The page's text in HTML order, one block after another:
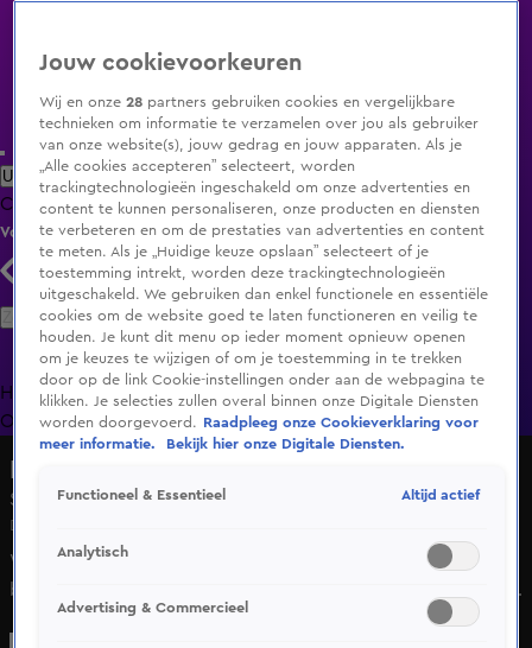
Uitzending Gemist Populaire programma's Zenders Genres
ClipsFilmsRadioSmart TV inlogShop
Volg KIJK
Zoeken
HomeUitzending Gemist Programma's De Bondgenoten
OranjezomerLivestreamsShop
Seizoen 1, aflevering 17
Di 14 apr, 05:00
Wat wilde Maradona van Hélène? In HNM De Podcast
bespreken de dames PSV als kersverse landskampioen en
delen ze wat hen opviel. Ook komt een viraal aanzoek
Jouw cookievoorkeuren
Wij en onze28 partners gebruiken cookies en vergelijkbare
technieken om informatie te verzamelen over jou als gebruiker
van onze website(s), jouw gedrag en jouw apparaten. Als je
„Alle cookies accepteren” selecteert, worden
trackingtechnologieën ingeschakeld om onze advertenties en
content te kunnen personaliseren, onze producten en diensten
te verbeteren en om de prestaties van advertenties en content
te meten. Als je „Huidige keuze opslaan” selecteert of je
toestemming intrekt, worden deze trackingtechnologieën
uitgeschakeld. We gebruiken dan enkel functionele en essentiële
cookies om de website goed te laten functioneren en veilig te
houden. Je kunt dit menu op ieder moment opnieuw openen
om je keuzes te wijzigen of om je toestemming in te trekken
door op de link Cookie-instellingen onder aan de webpagina te
klikken. Je selecties zullen overal binnen onze Digitale Diensten
worden doorgevoerd.
Raadpleeg onze Cookieverklaring voor
meer informatie.
Bekijk hier onze Digitale Diensten.
Functioneel & Essentieel Altijd actief
Analytisch
Advertising & Commercieel